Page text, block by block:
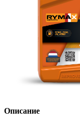
Описание